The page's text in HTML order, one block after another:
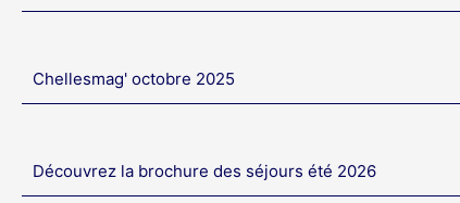
Chellesmag' octobre 2025
Découvrez la brochure des séjours été 2026